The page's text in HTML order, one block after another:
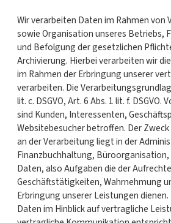
Wir verarbeiten Daten im Rahmen von
sowie Organisation unseres Betriebs,
und Befolgung der gesetzlichen
Archivierung. Hierbei verarbeiten wir
im Rahmen der Erbringung unserer
verarbeiten. Die
lit. c. DSGVO, Art. 6 Abs. 1 lit. f. DSGVO.
sind Kunden, Interessenten,
Websitebesucher betroffen. Der
an der Verarbeitung liegt in der
Finanzbuchhaltung, Büroorganisation,
Daten, also Aufgaben die der
Geschäftstätigkeiten, Wahrnehmung
Erbringung unserer Leistungen
Daten im Hinblick auf vertragliche